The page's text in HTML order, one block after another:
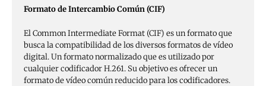
Formato de Intercambio Común (CIF)
El Common Intermediate Format (CIF) es un formato que
busca la compatibilidad de los diversos formatos de vídeo
digital. Un formato normalizado que es utilizado por
cualquier codificador H.261. Su objetivo es ofrecer un
formato de vídeo común reducido para los codificadores.